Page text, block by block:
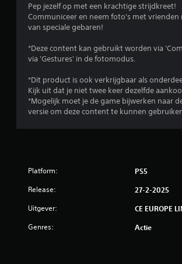
Pep jezelf op met een krachtige strijdkreet!
Communiceer en neem foto's met
van speciale gebaren!
*Deze content kan gebruikt worden via
via 'Gestures' in de fotomodus.
*Dit product is ook verkrijgbaar als
Kijk uit dat je niet twee keer dezelfde
*Mogelijk moet je de game bijwerken naar
versie om deze content te kunnen
Platform: PS5
Release: 27-2-2025
Uitgever: CE EUROPE
Genres: Actie